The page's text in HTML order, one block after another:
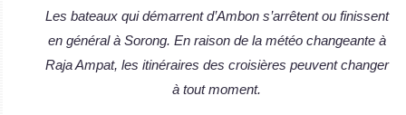
Les bateaux qui démarrent d’Ambon s’arrêtent ou finissent
en général à Sorong. En raison de la météo changeante à
Raja Ampat, les itinéraires des croisières peuvent changer
à tout moment.